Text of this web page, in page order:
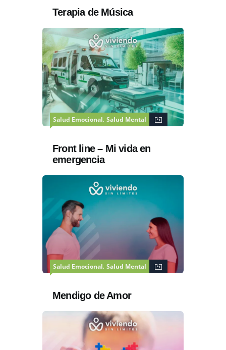
Terapia de Música
Salud Emocional, Salud Mental
Front line – Mi vida en
emergencia
Salud Emocional, Salud Mental
Mendigo de Amor